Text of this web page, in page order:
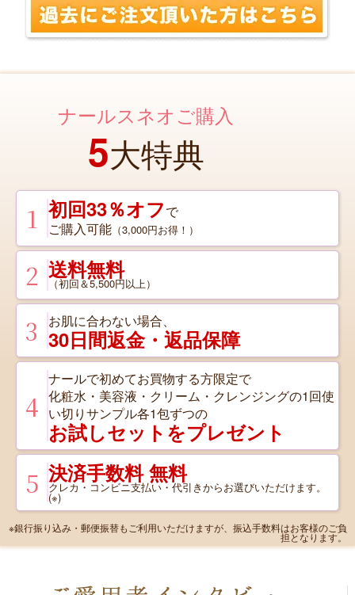
ナールスネオご購入
5大特典
1 初回33％オフで
ご購入可能 （3,000円お得！）
2 送料無料
（初回＆5,500円以上）
3 お肌に合わない場合、
30日間返金・返品保障
4
ナールで初めてお買物する方限定で
化粧水・美容液・クリーム・クレンジングの1回使
い切りサンプル各1包ずつの
お試しセットをプレゼント
5 決済手数料 無料
クレカ・コンビニ支払い・代引きからお選びいただけます。
(※)
※銀行振り込み・郵便振替もご利用いただけますが、振込手数料はお客様のご負
担となります。